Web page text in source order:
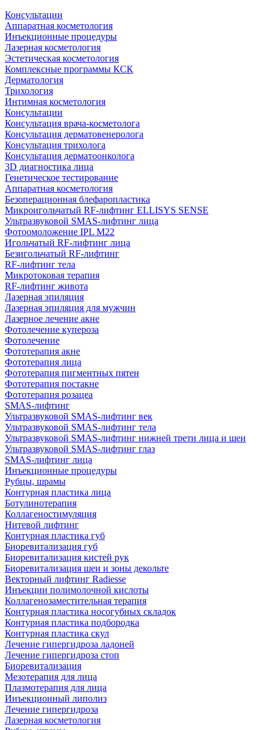
Консультации
Аппаратная косметология
Инъекционные процедуры
Лазерная косметология
Эстетическая косметология
Комплексные программы КСК
Дерматология
Трихология
Интимная косметология
Консультации
Консультация врача-косметолога
Консультация дерматовенеролога
Консультация трихолога
Консультация дерматоонколога
3D диагностика лица
Генетическое тестирование
Аппаратная косметология
Безоперационная блефаропластика
Микроигольчатый RF-лифтинг ELLISYS SENSE
Ультразвуковой SMAS-лифтинг лица
Фотоомоложение IPL M22
Игольчатый RF-лифтинг лица
Безигольчатый RF-лифтинг
RF-лифтинг тела
Микротоковая терапия
RF-лифтинг живота
Лазерная эпиляция
Лазерная эпиляция для мужчин
Лазерное лечение акне
Фотолечение купероза
Фотолечение
Фототерапия акне
Фототерапия лица
Фототерапия пигментных пятен
Фототерапия постакне
Фототерапия розацеа
SMAS-лифтинг
Ультразвуковой SMAS-лифтинг век
Ультразвуковой SMAS-лифтинг тела
Ультразвуковой SMAS-лифтинг нижней трети лица и шеи
Ультразвуковой SMAS-лифтинг глаз
SMAS-лифтинг лица
Инъекционные процедуры
Рубцы, шрамы
Контурная пластика лица
Ботулинотерапия
Коллагеностимуляция
Нитевой лифтинг
Контурная пластика губ
Биоревитализация губ
Биоревитализация кистей рук
Биоревитализация шеи и зоны декольте
Векторный лифтинг Radiesse
Инъекции полимолочной кислоты
Коллагенозаместительная терапия
Контурная пластика носогубных складок
Контурная пластика подбородка
Контурная пластика скул
Лечение гипергидроза ладоней
Лечение гипергидроза стоп
Биоревитализация
Мезотерапия для лица
Плазмотерапия для лица
Инъекционный липолиз
Лечение гипергидроза
Лазерная косметология